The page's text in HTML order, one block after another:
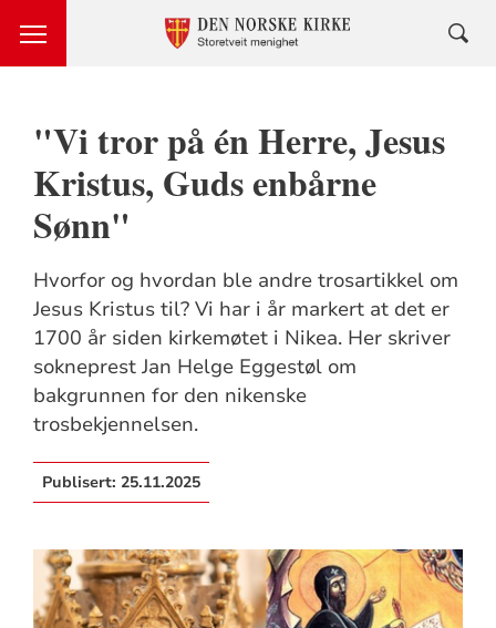
"Vi tror på én Herre, Jesus
Kristus, Guds enbårne
Sønn"
Hvorfor og hvordan ble andre trosartikkel om
Jesus Kristus til? Vi har i år markert at det er
1700 år siden kirkemøtet i Nikea. Her skriver
sokneprest Jan Helge Eggestøl om
bakgrunnen for den nikenske
trosbekjennelsen.
Publisert: 25.11.2025